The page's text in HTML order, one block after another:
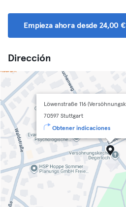
Empieza ahora desde 24,00 €
Dirección
Löwenstraße 116
70597 Stuttgart
Obtener indicaciones